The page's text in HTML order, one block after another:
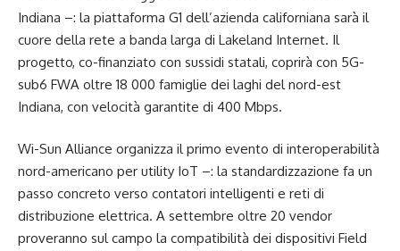
Indiana –: la piattaforma G1 dell’azienda californiana sarà il
cuore della rete a banda larga di Lakeland Internet. Il
progetto, co-finanziato con sussidi statali, coprirà con 5G-
sub6 FWA oltre 18 000 famiglie dei laghi del nord-est
Indiana, con velocità garantite di 400 Mbps.
Wi-Sun Alliance organizza il primo evento di interoperabilità
nord-americano per utility IoT –: la standardizzazione fa un
passo concreto verso contatori intelligenti e reti di
distribuzione elettrica. A settembre oltre 20 vendor
proveranno sul campo la compatibilità dei dispositivi Field